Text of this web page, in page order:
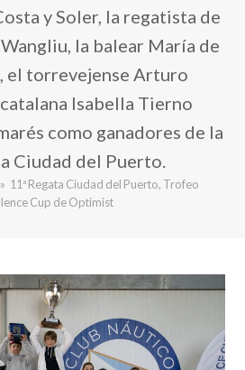
y Soler, la regatista de
la balear María de
el torrevejense Arturo
Isabella Tierno
como ganadores de la
Ciudad del Puerto.
» 11ª Regata Ciudad del Puerto, Trofeo
Cup de Optimist